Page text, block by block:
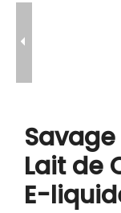
Lait de
E-